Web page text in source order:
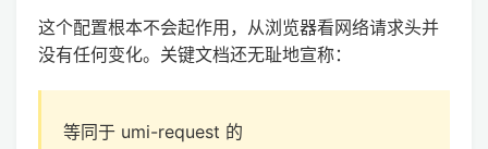
这个配置根本不会起作用，从浏览器看网络请求头并
没有任何变化。关键文档还无耻地宣称：
等同于 umi-request 的